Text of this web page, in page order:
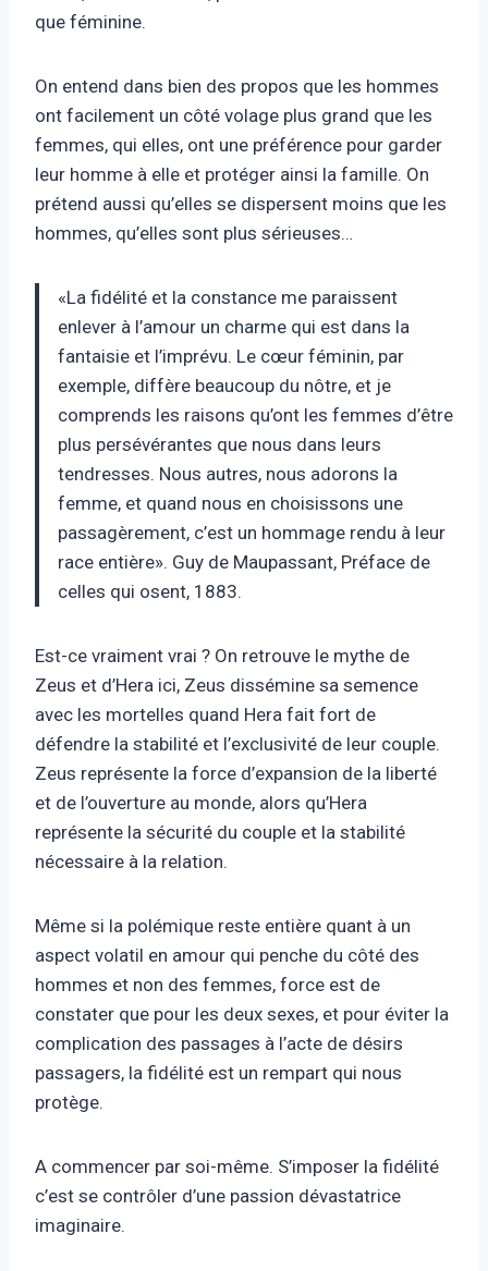
que féminine.
On entend dans bien des propos que les hommes
ont facilement un côté volage plus grand que les
femmes, qui elles, ont une préférence pour garder
leur homme à elle et protéger ainsi la famille. On
prétend aussi qu’elles se dispersent moins que les
hommes, qu’elles sont plus sérieuses…
«La fidélité et la constance me paraissent
enlever à l’amour un charme qui est dans la
fantaisie et l’imprévu. Le cœur féminin, par
exemple, diffère beaucoup du nôtre, et je
comprends les raisons qu’ont les femmes d’être
plus persévérantes que nous dans leurs
tendresses. Nous autres, nous adorons la
femme, et quand nous en choisissons une
passagèrement, c’est un hommage rendu à leur
race entière». Guy de Maupassant, Préface de
celles qui osent, 1883.
Est-ce vraiment vrai ? On retrouve le mythe de
Zeus et d’Hera ici, Zeus dissémine sa semence
avec les mortelles quand Hera fait fort de
défendre la stabilité et l’exclusivité de leur couple.
Zeus représente la force d’expansion de la liberté
et de l’ouverture au monde, alors qu’Hera
représente la sécurité du couple et la stabilité
nécessaire à la relation.
Même si la polémique reste entière quant à un
aspect volatil en amour qui penche du côté des
hommes et non des femmes, force est de
constater que pour les deux sexes, et pour éviter la
complication des passages à l’acte de désirs
passagers, la fidélité est un rempart qui nous
protège.
A commencer par soi-même. S’imposer la fidélité
c’est se contrôler d’une passion dévastatrice
imaginaire.